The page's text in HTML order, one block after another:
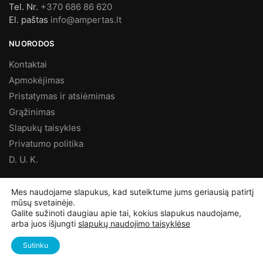
Tel. Nr. +370 686 86 620
El. paštas info@ampertas.lt
NUORODOS
Kontaktai
Apmokėjimas
Pristatymas ir atsiėmimas
Grąžinimas
Slapukų taisykles
Privatumo politika
D. U. K.
©Ampertas.lt2025, Visos teisės saugomos
Mes naudojame slapukus, kad suteiktume jums geriausią patirtį
mūsų svetainėje.
Galite sužinoti daugiau apie tai, kokius slapukus naudojame,
arba juos išjungti slapukų naudojimo taisyklėse
Sutinku